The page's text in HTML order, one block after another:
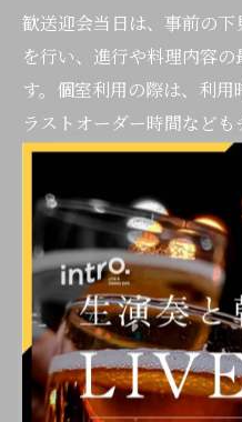
歓送迎会当日は、事前の
を行い、進行や料理内容
す。個室利用の際は、利
ラストオーダー時間なども
一人でも使いやすい個室
歓送迎会会場としてだけ
きる個室バーを選ぶポイ
博多駅周辺のバーには、
を備えた店舗が数多くあ
飲みや下見目的の利用にも
一人利用に適したバーの